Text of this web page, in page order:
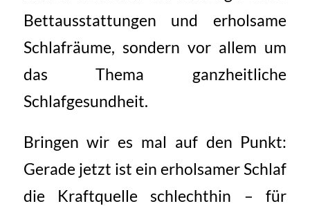
Bettausstattungen und erholsame
Schlafräume, sondern vor allem um
das Thema ganzheitliche
Schlafgesundheit.
Bringen wir es mal auf den Punkt:
Gerade jetzt ist ein erholsamer Schlaf
die Kraftquelle schlechthin – für